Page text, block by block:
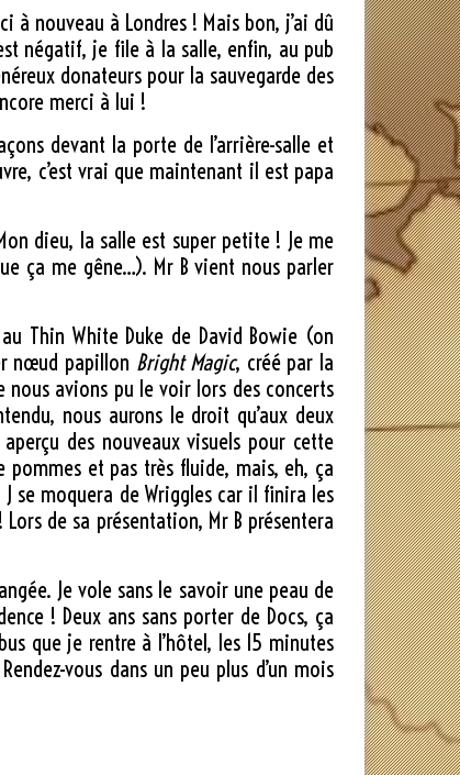
à nouveau à Londres ! Mais bon, j’ai dû
négatif, je file à la salle, enfin, au pub
donateurs pour la sauvegarde des
merci à lui !
devant la porte de l’arrière-salle et
c’est vrai que maintenant il est papa
dieu, la salle est super petite ! Je me
ça me gêne…). Mr B vient nous parler
Thin White Duke de David Bowie (on
nœud papillon Bright Magic, créé par la
nous avions pu le voir lors des concerts
nous aurons le droit qu’aux deux
des nouveaux visuels pour cette
et pas très fluide, mais, eh, ça
se moquera de Wriggles car il finira les
de sa présentation, Mr B présentera
Je vole sans le savoir une peau de
! Deux ans sans porter de Docs, ça
que je rentre à l’hôtel, les 15 minutes
vous dans un peu plus d’un mois